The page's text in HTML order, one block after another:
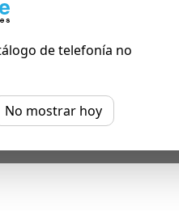
de telefonía no
No mostrar hoy